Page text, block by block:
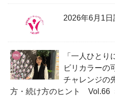
2026年6月1日
「一人ひと
ビリカラー
チャレンジの
方・続け方のヒント Vol.66